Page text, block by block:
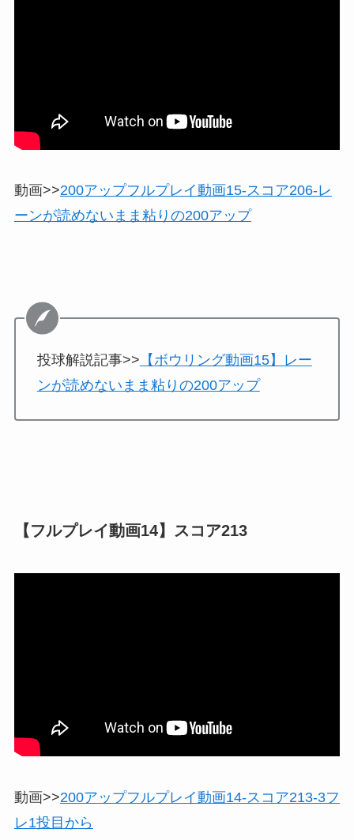
動画>>200アップフルプレイ動画15-スコア206-レ
ーンが読めないまま粘りの200アップ
投球解説記事>> 【ボウリング動画15】レー
ンが読めないまま粘りの200アップ
【フルプレイ動画14】スコア213
動画>>200アップフルプレイ動画14-スコア213-3フ
レ1投目から